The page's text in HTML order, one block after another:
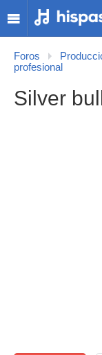
Foros
profesional
Silver